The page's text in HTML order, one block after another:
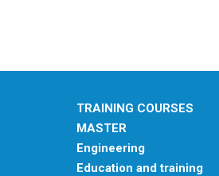
TRAINING COURSES
MASTER
Engineering
Education and training